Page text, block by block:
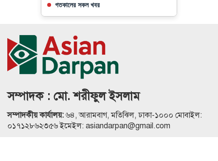
গতকালের সকল খবর
সম্পাদক : মো. শরীফুল ইসলাম
সম্পাদকীয় কার্যালয়:৬৪, আরামবাগ, মতিঝিল, ঢাকা-১০০০ মোবাইল:
০১৭১২৮৬২৩৫৬ ইমেইল: asiandarpan@gmail.com